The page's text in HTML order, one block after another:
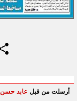
أرسلت من قبل عابد حسن